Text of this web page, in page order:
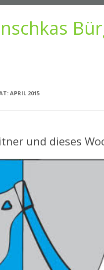
APRIL 2015
und dieses